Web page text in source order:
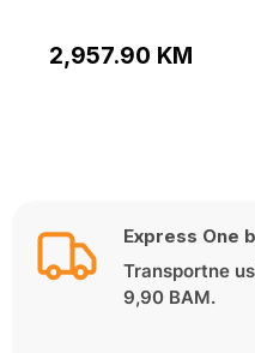
2,957.90 KM
Express One
Transportne
9,90 BAM.